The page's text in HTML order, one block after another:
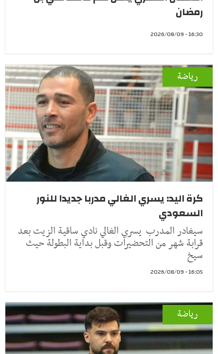
رمضان
16:30 - 2026/08/09
رياضة
كرة اليد: يسري الغالي مدربا جديدا للنور
السعودي
سيغادر المدرب يسري الغالي نادي ساقية الزيت بعد
قرابة شهر من التحضيرات وقبل بداية البطولة حيث
سيخ
16:05 - 2026/08/09
رياضة